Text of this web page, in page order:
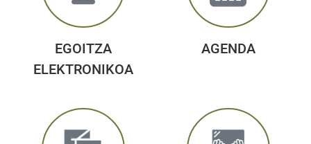
EGOITZA
ELEKTRONIKOA
AGENDA